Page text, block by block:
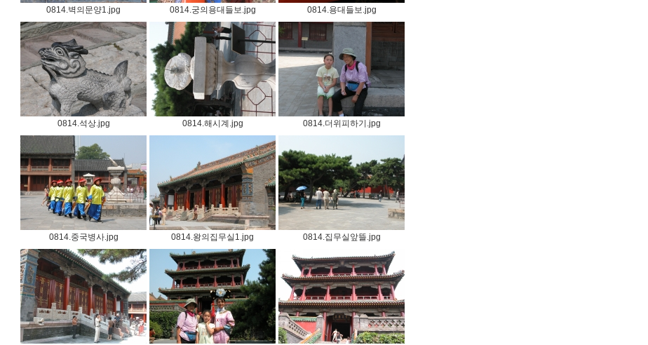
0814.벽의문양1.jpg 0814.궁의용대들보.jpg 0814.용대들보.jpg
0814.석상.jpg 0814.해시계.jpg 0814.더위피하기.jpg
0814.중국병사.jpg 0814.왕의집무실1.jpg 0814.집무실앞뜰.jpg